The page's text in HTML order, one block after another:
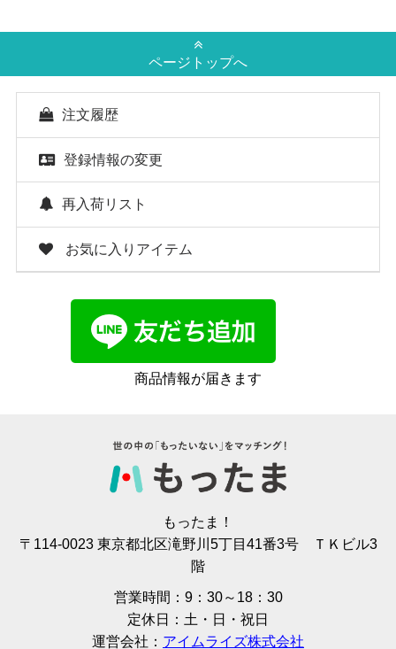
ページトップへ
注文履歴
登録情報の変更
再入荷リスト
お気に入りアイテム
商品情報が届きます
もったま！
〒114-0023 東京都北区滝野川5丁目41番3号 ＴＫビル3
階
営業時間：9：30～18：30
定休日：土・日・祝日
運営会社： アイムライズ株式会社